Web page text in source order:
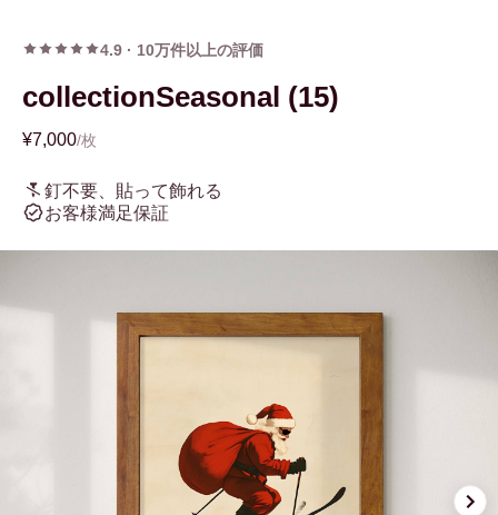
4.9 · 10万件以上の評価
collectionSeasonal (15)
¥7,000/枚
釘不要、貼って飾れる
お客様満足保証